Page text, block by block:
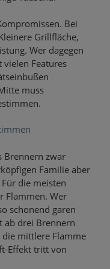
Bei
Grillfläche,
Wer dagegen
Features
muss
Brennern zwar
Familie aber
die meisten
Flammen. Wer
schonend garen
ab drei Brennern
die mittlere Flamme
Effekt tritt von